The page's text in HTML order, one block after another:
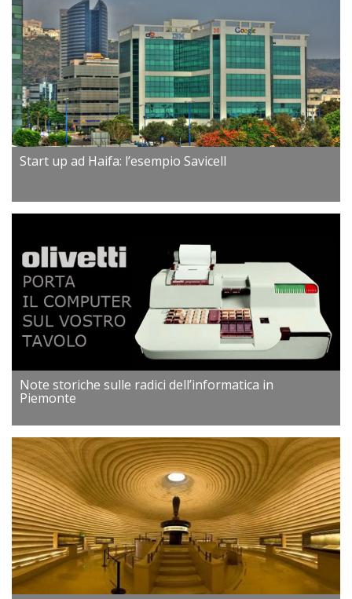
Start up ad Haifa: l’esempio Savicell
Note storiche sulle radici dell’informatica in
Piemonte